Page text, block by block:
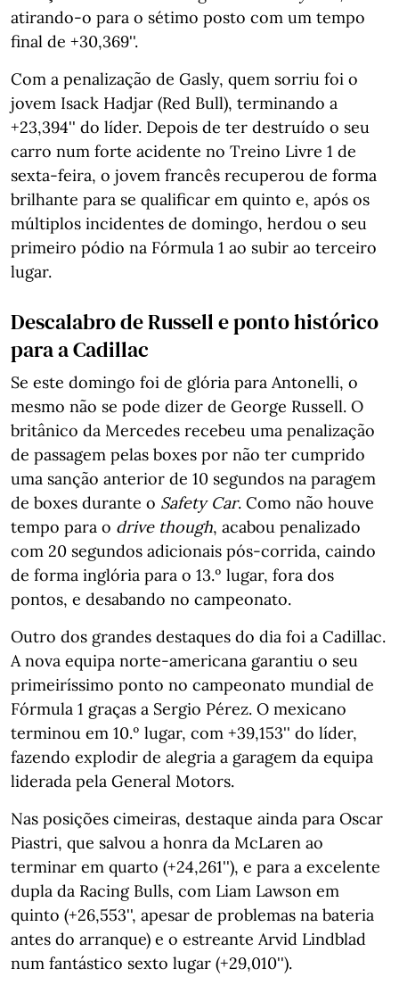
atirando-o para o sétimo posto com um tempo
final de +30,369''.
Com a penalização de Gasly, quem sorriu foi o
jovem Isack Hadjar (Red Bull), terminando a
+23,394'' do líder. Depois de ter destruído o seu
carro num forte acidente no Treino Livre 1 de
sexta-feira, o jovem francês recuperou de forma
brilhante para se qualificar em quinto e, após os
múltiplos incidentes de domingo, herdou o seu
primeiro pódio na Fórmula 1 ao subir ao terceiro
lugar.
Descalabro de Russell e ponto histórico
para a Cadillac
Se este domingo foi de glória para Antonelli, o
mesmo não se pode dizer de George Russell. O
britânico da Mercedes recebeu uma penalização
de passagem pelas boxes por não ter cumprido
uma sanção anterior de 10 segundos na paragem
de boxes durante o Safety Car. Como não houve
tempo para o drive though, acabou penalizado
com 20 segundos adicionais pós-corrida, caindo
de forma inglória para o 13.º lugar, fora dos
pontos, e desabando no campeonato.
Outro dos grandes destaques do dia foi a Cadillac.
A nova equipa norte-americana garantiu o seu
primeiríssimo ponto no campeonato mundial de
Fórmula 1 graças a Sergio Pérez. O mexicano
terminou em 10.º lugar, com +39,153'' do líder,
fazendo explodir de alegria a garagem da equipa
liderada pela General Motors.
Nas posições cimeiras, destaque ainda para Oscar
Piastri, que salvou a honra da McLaren ao
terminar em quarto (+24,261''), e para a excelente
dupla da Racing Bulls, com Liam Lawson em
quinto (+26,553'', apesar de problemas na bateria
antes do arranque) e o estreante Arvid Lindblad
num fantástico sexto lugar (+29,010'').